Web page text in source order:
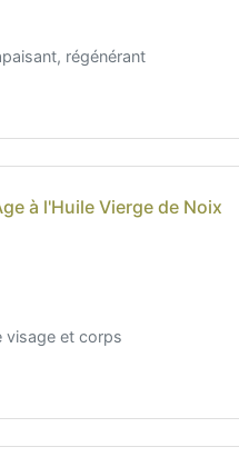
régénérant
à l'Huile Vierge de Noix
visage et corps